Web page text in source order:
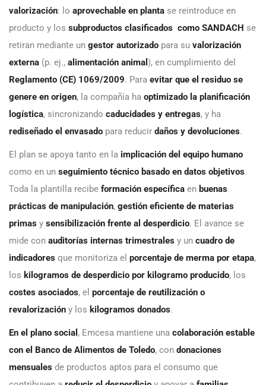
valorización: lo aprovechable en planta se reintroduce en
producto y los subproductos clasificados como SANDACH se
retiran mediante un gestor autorizado para su valorización
externa (p. ej., alimentación animal ), en cumplimiento del
Reglamento (CE) 1069/2009. Para evitar que el residuo se
genere en origen, la compañía ha optimizado la planificación
logística, sincronizando caducidades y entregas, y ha
rediseñado el envasado para reducir daños y devoluciones.
El plan se apoya tanto en la implicación del equipo humano
como en un seguimiento técnico basado en datos objetivos.
Toda la plantilla recibe formación específica en buenas
prácticas de manipulación, gestión eficiente de materias
primas y sensibilización frente al desperdicio. El avance se
mide con auditorías internas trimestrales y un cuadro de
indicadores que monitoriza el porcentaje de merma por etapa,
los kilogramos de desperdicio por kilogramo producido, los
costes asociados, el porcentaje de reutilización o
revalorización y los kilogramos donados.
En el plano social , Emcesa mantiene una colaboración estable
con el Banco de Alimentos de Toledo, con donaciones
mensuales de productos aptos para el consumo que